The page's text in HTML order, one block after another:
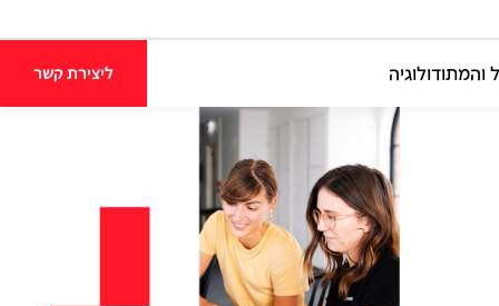
והמתודולוגיה ליצירת קשר